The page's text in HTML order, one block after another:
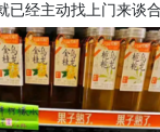
已经主动找上门来谈